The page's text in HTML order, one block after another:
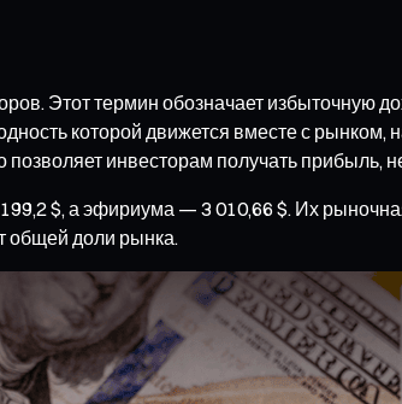
Этот термин обозначает избыточную
которой движется вместе с рынком,
позволяет инвесторам получать
$, а эфириума — 3 010,66 $. Их
общей доли рынка.